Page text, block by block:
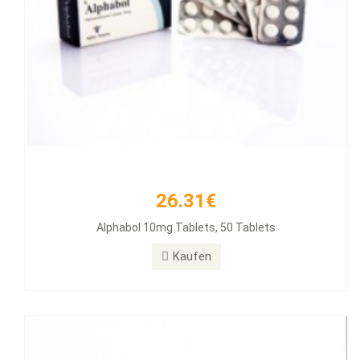
26.31€
Alphabol 10mg Tablets, 50 Tablets
Kaufen
33.54€
Clenbuterol 40mg 100 Tabs